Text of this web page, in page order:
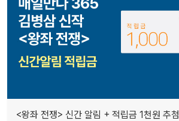
<왕좌 전쟁> 신간 알림 + 적립금 1천원 추첨